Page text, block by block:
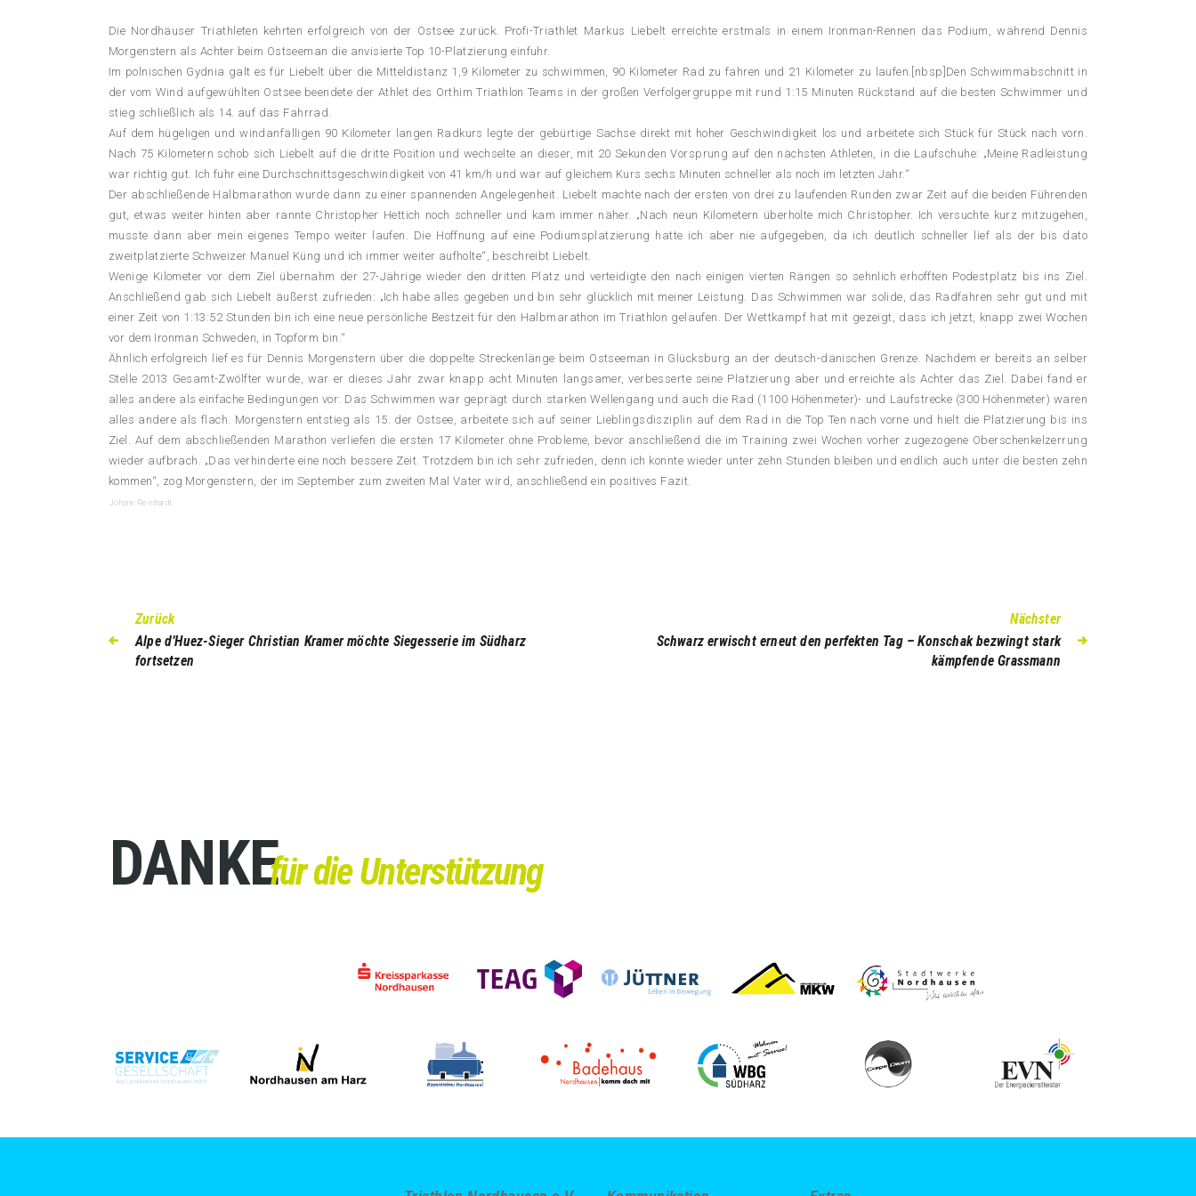
Die Nordhäuser Triathleten kehrten erfolgreich von der Ostsee zurück. Profi-Triathlet Markus Liebelt erreichte erstmals in einem Ironman-Rennen das Podium, während Dennis
Morgenstern als Achter beim Ostseeman die anvisierte Top 10-Platzierung einfuhr.
Im polnischen Gydnia galt es für Liebelt über die Mitteldistanz 1,9 Kilometer zu schwimmen, 90 Kilometer Rad zu fahren und 21 Kilometer zu laufen.[nbsp]Den Schwimmabschnitt in
der vom Wind aufgewühlten Ostsee beendete der Athlet des Orthim Triathlon Teams in der großen Verfolgergruppe mit rund 1:15 Minuten Rückstand auf die besten Schwimmer und
stieg schließlich als 14. auf das Fahrrad.
Auf dem hügeligen und windanfälligen 90 Kilometer langen Radkurs legte der gebürtige Sachse direkt mit hoher Geschwindigkeit los und arbeitete sich Stück für Stück nach vorn.
Nach 75 Kilometern schob sich Liebelt auf die dritte Position und wechselte an dieser, mit 20 Sekunden Vorsprung auf den nächsten Athleten, in die Laufschuhe: „Meine Radleistung
war richtig gut. Ich fuhr eine Durchschnittsgeschwindigkeit von 41 km/h und war auf gleichem Kurs sechs Minuten schneller als noch im letzten Jahr.“
Der abschließende Halbmarathon wurde dann zu einer spannenden Angelegenheit. Liebelt machte nach der ersten von drei zu laufenden Runden zwar Zeit auf die beiden Führenden
gut, etwas weiter hinten aber rannte Christopher Hettich noch schneller und kam immer näher. „Nach neun Kilometern überholte mich Christopher. Ich versuchte kurz mitzugehen,
musste dann aber mein eigenes Tempo weiter laufen. Die Hoffnung auf eine Podiumsplatzierung hatte ich aber nie aufgegeben, da ich deutlich schneller lief als der bis dato
zweitplatzierte Schweizer Manuel Küng und ich immer weiter aufholte“, beschreibt Liebelt.
Wenige Kilometer vor dem Ziel übernahm der 27-Jährige wieder den dritten Platz und verteidigte den nach einigen vierten Rängen so sehnlich erhofften Podestplatz bis ins Ziel.
Anschließend gab sich Liebelt äußerst zufrieden: „Ich habe alles gegeben und bin sehr glücklich mit meiner Leistung. Das Schwimmen war solide, das Radfahren sehr gut und mit
einer Zeit von 1:13:52 Stunden bin ich eine neue persönliche Bestzeit für den Halbmarathon im Triathlon gelaufen. Der Wettkampf hat mit gezeigt, dass ich jetzt, knapp zwei Wochen
vor dem Ironman Schweden, in Topform bin.“
Ähnlich erfolgreich lief es für Dennis Morgenstern über die doppelte Streckenlänge beim Ostseeman in Glücksburg an der deutsch-dänischen Grenze. Nachdem er bereits an selber
Stelle 2013 Gesamt-Zwölfter wurde, war er dieses Jahr zwar knapp acht Minuten langsamer, verbesserte seine Platzierung aber und erreichte als Achter das Ziel. Dabei fand er
alles andere als einfache Bedingungen vor: Das Schwimmen war geprägt durch starken Wellengang und auch die Rad (1100 Höhenmeter)- und Laufstrecke (300 Höhenmeter) waren
alles andere als flach. Morgenstern entstieg als 15. der Ostsee, arbeitete sich auf seiner Lieblingsdisziplin auf dem Rad in die Top Ten nach vorne und hielt die Platzierung bis ins
Ziel. Auf dem abschließenden Marathon verliefen die ersten 17 Kilometer ohne Probleme, bevor anschließend die im Training zwei Wochen vorher zugezogene Oberschenkelzerrung
wieder aufbrach. „Das verhinderte eine noch bessere Zeit. Trotzdem bin ich sehr zufrieden, denn ich konnte wieder unter zehn Stunden bleiben und endlich auch unter die besten zehn
kommen“, zog Morgenstern, der im September zum zweiten Mal Vater wird, anschließend ein positives Fazit.
Johann Reinhardt
Zurück
Alpe d’Huez-Sieger Christian Kramer möchte Siegesserie im Südharz
fortsetzen
Nächster
Schwarz erwischt erneut den perfekten Tag – Konschak bezwingt stark
kämpfende Grassmann
DANKEfür die Unterstützung